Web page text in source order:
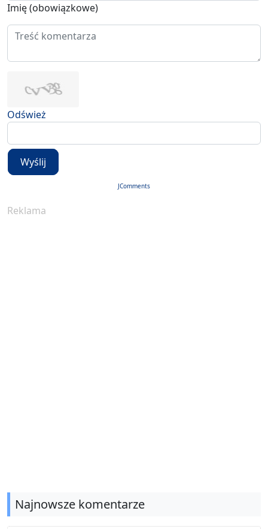
Imię (obowiązkowe)
Odśwież
Wyślij
JComments
Reklama
Najnowsze komentarze